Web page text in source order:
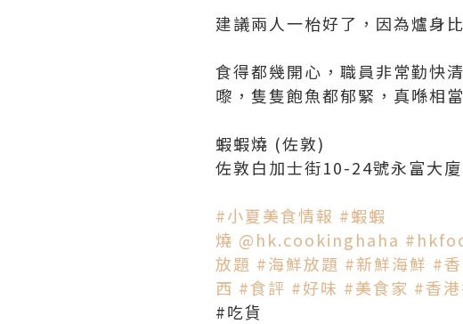
建議兩人一枱好了，因為爐身
食得都幾開心，職員非常勤快
嚟，隻隻飽魚都郁緊，真喺相
蝦蝦燒 (佐敦)
佐敦白加士街10-24號永富大
#小夏美食情報 #蝦蝦
燒 @hk.cookinghaha
放題 #海鮮放題 #新鮮海鮮 #
西 #食評 #好味 #美食家 #香
#吃貨